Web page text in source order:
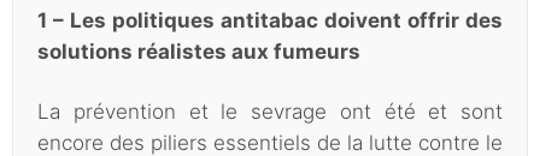
1 – Les politiques antitabac doivent offrir des
solutions réalistes aux fumeurs
La prévention et le sevrage ont été et sont
encore des piliers essentiels de la lutte contre le